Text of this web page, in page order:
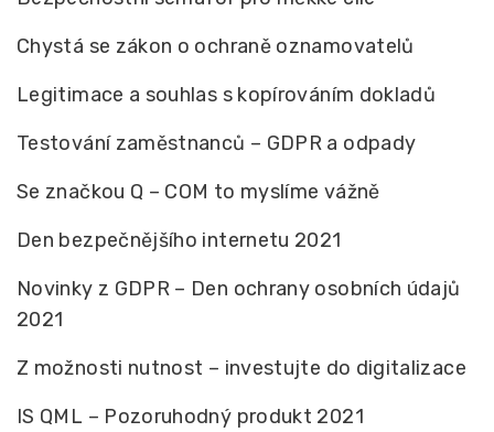
Chystá se zákon o ochraně oznamovatelů
Legitimace a souhlas s kopírováním dokladů
Testování zaměstnanců – GDPR a odpady
Se značkou Q – COM to myslíme vážně
Den bezpečnějšího internetu 2021
Novinky z GDPR – Den ochrany osobních údajů
2021
Z možnosti nutnost – investujte do digitalizace
IS QML – Pozoruhodný produkt 2021